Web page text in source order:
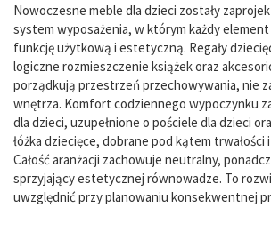
Nowoczesne meble dla dzieci zostały
system wyposażenia, w którym każdy element
funkcję użytkową i estetyczną. Regały
logiczne rozmieszczenie książek oraz
porządkują przestrzeń przechowywania, nie
wnętrza. Komfort codziennego wypoczynku
dla dzieci, uzupełnione o pościele dla dzieci
łóżka dziecięce, dobrane pod kątem trwałości
Całość aranżacji zachowuje neutralny,
sprzyjający estetycznej równowadze. To
uwzględnić przy planowaniu konsekwentnej